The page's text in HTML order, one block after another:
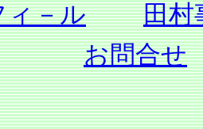
ィ－ル
田
お問合せ